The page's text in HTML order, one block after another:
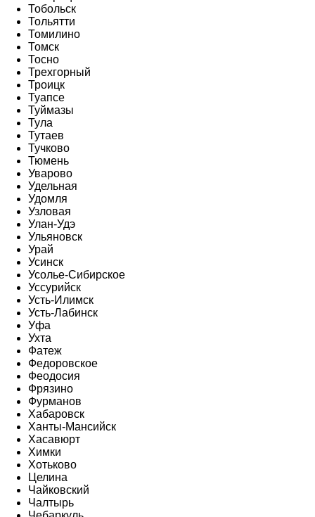
Тобольск
Тольятти
Томилино
Томск
Тосно
Трехгорный
Троицк
Туапсе
Туймазы
Тула
Тутаев
Тучково
Тюмень
Уварово
Удельная
Удомля
Узловая
Улан-Удэ
Ульяновск
Урай
Усинск
Усолье-Сибирское
Уссурийск
Усть-Илимск
Усть-Лабинск
Уфа
Ухта
Фатеж
Федоровское
Феодосия
Фрязино
Фурманов
Хабаровск
Ханты-Мансийск
Хасавюрт
Химки
Хотьково
Целина
Чайковский
Чалтырь